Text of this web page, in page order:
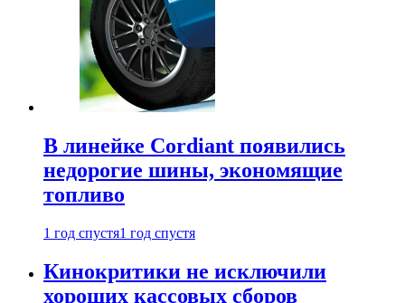
В линейке Cordiant появились
недорогие шины, экономящие
топливо
1 год спустя1 год спустя
Кинокритики не исключили
хороших кассовых сборов